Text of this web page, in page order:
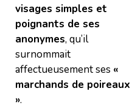
visages simples et
poignants de ses
anonymes, qu’il
surnommait
affectueusement ses «
marchands de poireaux
».